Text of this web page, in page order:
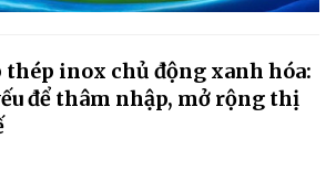
inox chủ động xanh hóa:
để thâm nhập, mở rộng thị